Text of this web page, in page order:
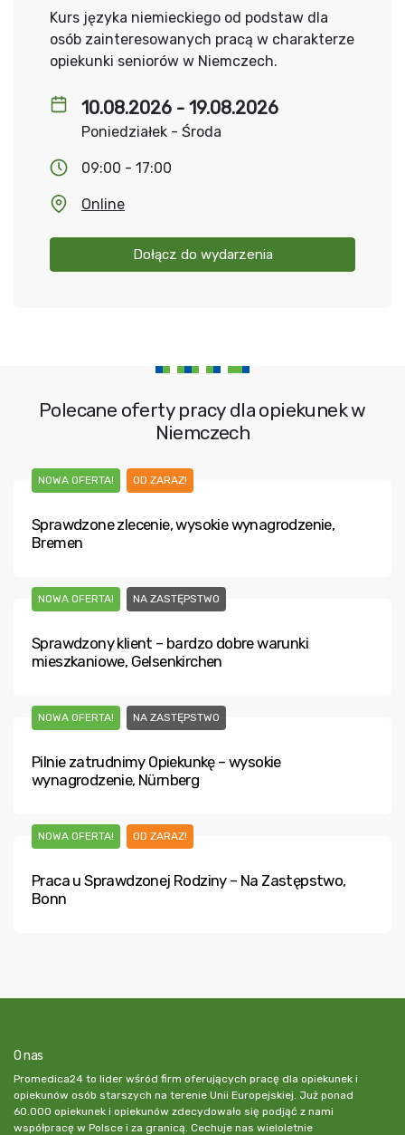
10.08.2026 - 19.08.2026
Poniedziałek - Środa
09:00 - 17:00
Online
Dołącz do wydarzenia
Kurs języka niemieckiego od podstaw dla
osób zainteresowanych pracą w charakterze
opiekunki seniorów w Niemczech.
Polecane oferty pracy dla opiekunek w
Niemczech
NOWA OFERTA! OD ZARAZ!
Sprawdzone zlecenie, wysokie wynagrodzenie,
Bremen
NOWA OFERTA! NA ZASTĘPSTWO
Sprawdzony klient – bardzo dobre warunki
mieszkaniowe, Gelsenkirchen
NOWA OFERTA! NA ZASTĘPSTWO
Pilnie zatrudnimy Opiekunkę – wysokie
wynagrodzenie, Nürnberg
NOWA OFERTA! OD ZARAZ!
Praca u Sprawdzonej Rodziny – Na Zastępstwo,
Bonn
O nas
Promedica24 to lider wśród firm oferujących pracę dla opiekunek i
opiekunów osób starszych na terenie Unii Europejskiej. Już ponad
60.000 opiekunek i opiekunów zdecydowało się podjąć z nami
współpracę w Polsce i za granicą. Cechuje nas wieloletnie